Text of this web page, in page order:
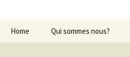
Aller
Home Qui sommes nous?